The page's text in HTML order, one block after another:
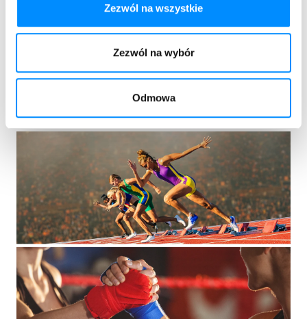
Zezwól na wszystkie
Zezwól na wybór
Odmowa